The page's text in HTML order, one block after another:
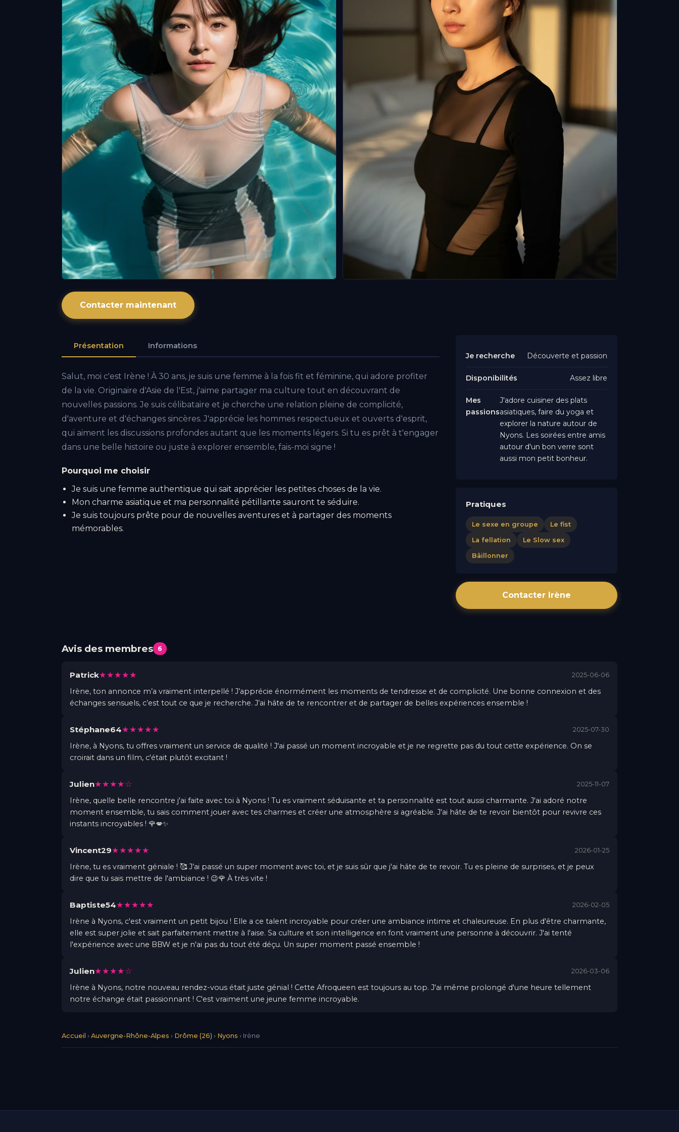
Accueil › Auvergne-Rhône-Alpes › Drôme (26) › Nyons › Irène
Contacter maintenant
Présentation Informations
Salut, moi c'est Irène ! À 30 ans, je suis une femme à la fois fit et féminine, qui adore profiter
de la vie. Originaire d'Asie de l'Est, j'aime partager ma culture tout en découvrant de
nouvelles passions. Je suis célibataire et je cherche une relation pleine de complicité,
d'aventure et d'échanges sincères. J'apprécie les hommes respectueux et ouverts d'esprit,
qui aiment les discussions profondes autant que les moments légers. Si tu es prêt à t'engager
dans une belle histoire ou juste à explorer ensemble, fais-moi signe !
Pourquoi me choisir
Je suis une femme authentique qui sait apprécier les petites choses de la vie.
Mon charme asiatique et ma personnalité pétillante sauront te séduire.
Je suis toujours prête pour de nouvelles aventures et à partager des moments
mémorables.
Je recherche Découverte et passion
Disponibilités Assez libre
Mes
passions
J'adore cuisiner des plats
asiatiques, faire du yoga et
explorer la nature autour de
Nyons. Les soirées entre amis
autour d'un bon verre sont
aussi mon petit bonheur.
Pratiques
Le sexe en groupe Le fist
La fellation Le Slow sex
Bâillonner
Contacter Irène
Avis des membres 6
Patrick★★★★★ 2025-06-06
Irène, ton annonce m’a vraiment interpellé ! J’apprécie énormément les moments de tendresse et de complicité. Une bonne connexion et des
échanges sensuels, c’est tout ce que je recherche. J’ai hâte de te rencontrer et de partager de belles expériences ensemble !
Stéphane64★★★★★ 2025-07-30
Irène, à Nyons, tu offres vraiment un service de qualité ! J'ai passé un moment incroyable et je ne regrette pas du tout cette expérience. On se
croirait dans un film, c'était plutôt excitant !
Julien★★★★☆ 2025-11-07
Irène, quelle belle rencontre j'ai faite avec toi à Nyons ! Tu es vraiment séduisante et ta personnalité est tout aussi charmante. J'ai adoré notre
moment ensemble, tu sais comment jouer avec tes charmes et créer une atmosphère si agréable. J'ai hâte de te revoir bientôt pour revivre ces
instants incroyables ! 🌹💋✨
Vincent29★★★★★ 2026-01-25
Irène, tu es vraiment géniale ! 🥰 J’ai passé un super moment avec toi, et je suis sûr que j'ai hâte de te revoir. Tu es pleine de surprises, et je peux
dire que tu sais mettre de l'ambiance ! 😉🌹 À très vite !
Baptiste54★★★★★ 2026-02-05
Irène à Nyons, c'est vraiment un petit bijou ! Elle a ce talent incroyable pour créer une ambiance intime et chaleureuse. En plus d'être charmante,
elle est super jolie et sait parfaitement mettre à l'aise. Sa culture et son intelligence en font vraiment une personne à découvrir. J'ai tenté
l'expérience avec une BBW et je n'ai pas du tout été déçu. Un super moment passé ensemble !
Julien★★★★☆ 2026-03-06
Irène à Nyons, notre nouveau rendez-vous était juste génial ! Cette Afroqueen est toujours au top. J'ai même prolongé d'une heure tellement
notre échange était passionnant ! C'est vraiment une jeune femme incroyable.